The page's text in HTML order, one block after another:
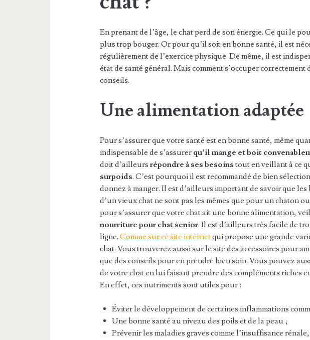
En prenant de l’âge, le chat perd de son énergie. Ce qui le
plus trop bouger. Or pour qu’il soit en bonne santé, il est
régulièrement de l’exercice physique. De même, il est
état de santé général. Mais comment s’occuper correctement
conseils.
Une alimentation adaptée
Pour s’assurer que votre santé est en bonne santé, même
indispensable de s’assurer qu’il mange et boit
doit d’ailleursrépondre à ses besoins tout en veillant à ce
surpoids. C’est pourquoi il est recommandé de bien
donnez à manger. Il est d’ailleurs important de savoir que
d’un vieux chat ne sont pas les mêmes que pour un chaton
pour s’assurer que votre chat ait une bonne alimentation,
nourriture pour chat senior. Il est d’ailleurs très facile de
ligne.Comme sur ce site internetqui propose une grande
chat. Vous trouverez aussi sur le site des accessoires pour
que des conseils pour en prendre bien soin. Vous pouvez
de votre chat en lui faisant prendre des compléments riches
En effet, ces nutriments sont utiles pour :
Éviter le développement de certaines inflammations
Une bonne santé au niveau des poils et de la peau ;
Prévenir les maladies graves comme l’insuffisance